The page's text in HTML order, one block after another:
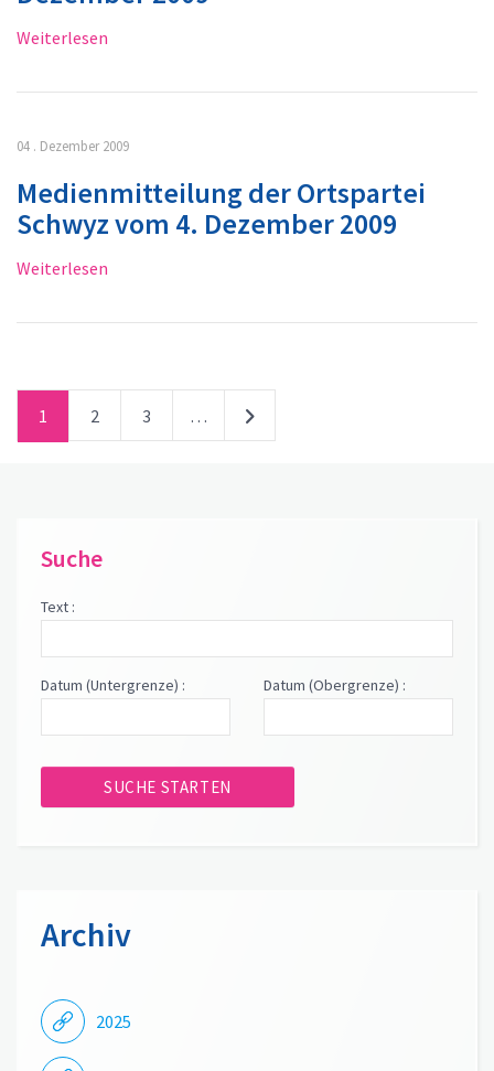
Weiterlesen
04 . Dezember 2009
Medienmitteilung der Ortspartei
Schwyz vom 4. Dezember 2009
Weiterlesen
1 2 3 …
Suche
Text :
Datum (Untergrenze) : Datum (Obergrenze) :
Archiv
2025